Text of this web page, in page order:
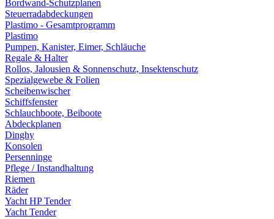
Bordwand-Schutzplanen
Steuerradabdeckungen
Plastimo - Gesamtprogramm
Plastimo
Pumpen, Kanister, Eimer, Schläuche
Regale & Halter
Rollos, Jalousien & Sonnenschutz, Insektenschutz
Spezialgewebe & Folien
Scheibenwischer
Schiffsfenster
Schlauchboote, Beiboote
Abdeckplanen
Dinghy
Konsolen
Persenninge
Pflege / Instandhaltung
Riemen
Räder
Yacht HP Tender
Yacht Tender